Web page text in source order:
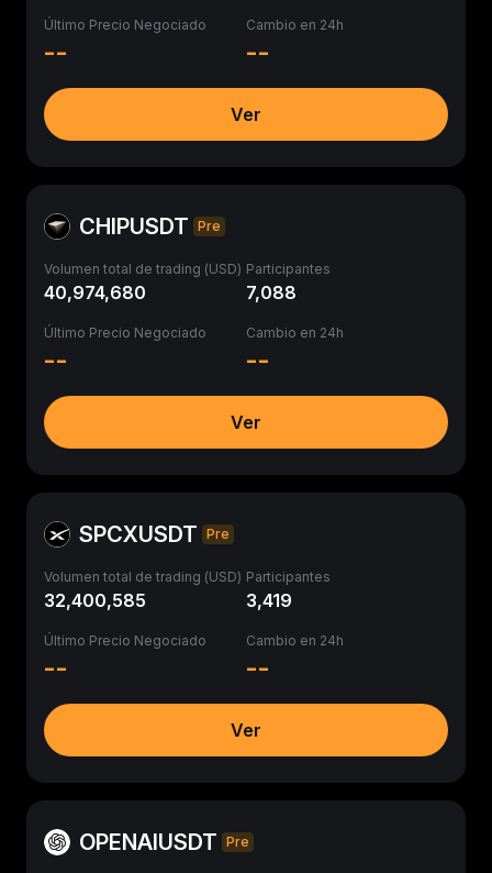
Último Precio Negociado
--
Cambio en 24h
--
Ver
CHIPUSDT Pre
Volumen total de trading (USD)
40,974,680
Participantes
7,088
Último Precio Negociado
--
Cambio en 24h
--
Ver
SPCXUSDT Pre
Volumen total de trading (USD)
32,400,585
Participantes
3,419
Último Precio Negociado
--
Cambio en 24h
--
Ver
OPENAIUSDT Pre